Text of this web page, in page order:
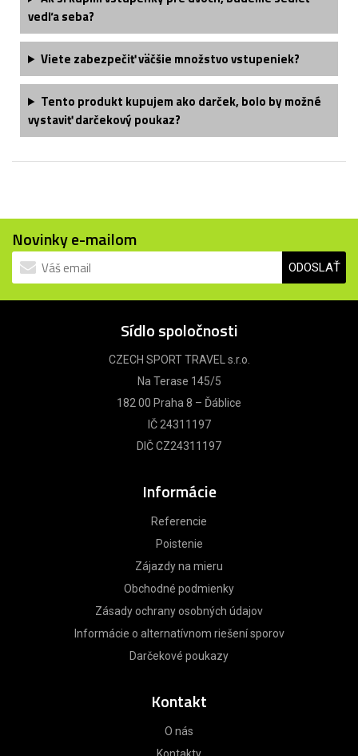
vedľa seba?
Viete zabezpečiť väčšie množstvo vstupeniek?
Tento produkt kupujem ako darček, bolo by možné
vystaviť darčekový poukaz?
Novinky e-mailom
ODOSLAŤ
Sídlo spoločnosti
CZECH SPORT TRAVEL s.r.o.
Na Terase 145/5
182 00 Praha 8 – Ďáblice
IČ 24311197
DIČ CZ24311197
Informácie
Referencie
Poistenie
Zájazdy na mieru
Obchodné podmienky
Zásady ochrany osobných údajov
Informácie o alternatívnom riešení sporov
Darčekové poukazy
Kontakt
O nás